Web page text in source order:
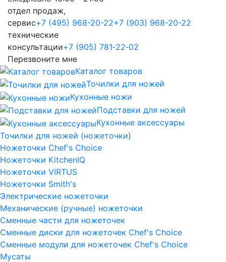
отдел продаж,
сервис+7 (495) 968-20-22+7 (903) 968-20-22
технические
консультации+7 (905) 781‑22‑02
Перезвоните мне
Каталог товаров
Точилки для ножей
Кухонные ножи
Подставки для ножей
Кухонные аксессуары
Точилки для ножей (ножеточки)
Ножеточки Chef's Choice
Ножеточки KitchenIQ
Ножеточки VIRTUS
Ножеточки Smith's
Электрические ножеточки
Механические (ручные) ножеточки
Сменные части для ножеточек
Сменные диски для ножеточек Chef's Choice
Сменные модули для ножеточек Chef's Choice
Мусаты